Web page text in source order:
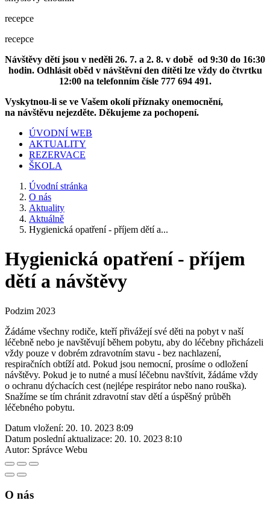
recepce
recepce
Návštěvy dětí jsou v neděli 26. 7. a 2. 8. v době od 9:30 do 16:30
hodin. Odhlásit oběd v návštěvní den dítěti lze vždy do čtvrtku
12:00 na telefonním čísle 777 694 491.
Vyskytnou-li se ve Vašem okolí příznaky onemocnění,
na návštěvu nejezděte. Děkujeme za pochopení.
ÚVODNÍ WEB
AKTUALITY
REZERVACE
ŠKOLA
Úvodní stránka
O nás
Aktuality
Aktuálně
Hygienická opatření - příjem dětí a...
Hygienická opatření - příjem
dětí a návštěvy
Podzim 2023
Žádáme všechny rodiče, kteří přivážejí své děti na pobyt v naší
léčebně nebo je navštěvují během pobytu, aby do léčebny přicházeli
vždy pouze v dobrém zdravotním stavu - bez nachlazení,
respiračních obtíží atd. Pokud jsou nemocní, prosíme o odložení
návštěvy. Pokud je to nutné a musí léčebnu navštívit, žádáme vždy
o ochranu dýchacích cest (nejlépe respirátor nebo nano rouška).
Snažíme se tím chránit zdravotní stav dětí a úspěšný průběh
léčebného pobytu.
Datum vložení: 20. 10. 2023 8:09
Datum poslední aktualizace: 20. 10. 2023 8:10
Autor: Správce Webu
O nás